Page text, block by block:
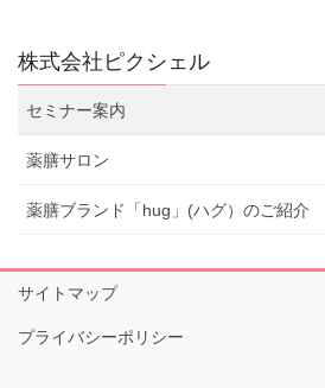
株式会社ピクシェル
セミナー案内
薬膳サロン
薬膳ブランド「hug」(ハグ）のご紹介
サイトマップ
プライバシーポリシー